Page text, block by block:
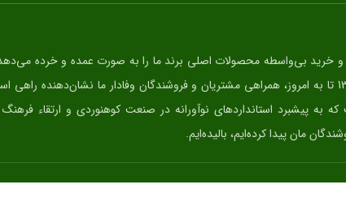
خرید بی‌واسطه محصولات اصلی برند ما را به صورت عمده و خرده
تولید محصولات در حوزه کوهنوردی، کمپینگ، طبیعت گردی و ... فعالیت دارد و از سال 1389 تا به امروز، همراهی مشتریان و فروشندگان وفادار ما
که به پیشبرد استانداردهای نوآورانه در صنعت کوهنوردی و ارتقاء
مان پیدا کرده‌ایم، بالیده‌ایم.